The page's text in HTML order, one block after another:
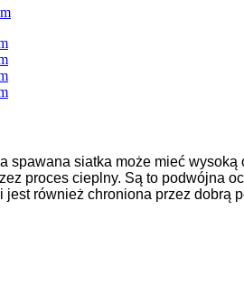
spawana siatka może mieć
proces cieplny. Są to
również chroniona przez dobrą